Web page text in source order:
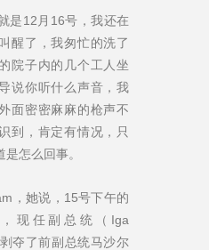
是12月16号，我还在
醒了，我匆忙的洗了
院子内的几个工人坐
说你听什么声音，我
面密密麻麻的枪声不
到，肯定有情况，只
怎么回事。
，她说，15号下午的
现任副总统（Iga
夺了前副总统马沙尔